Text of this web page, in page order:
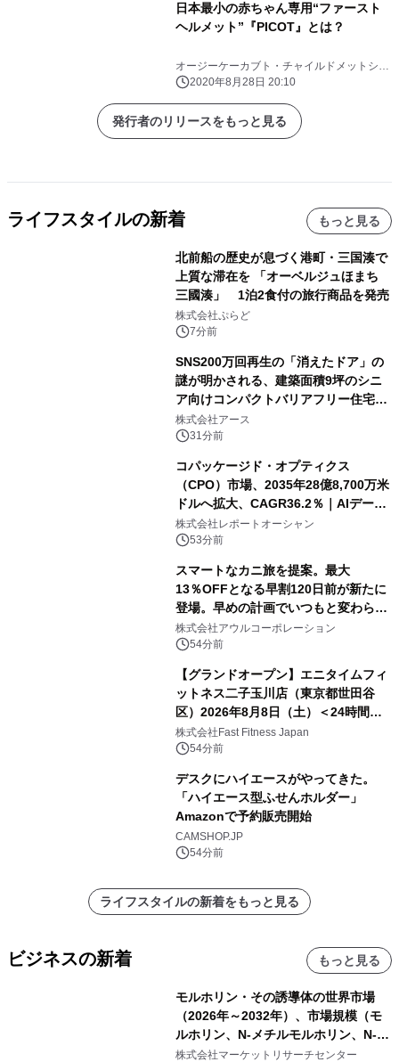
日本最小の赤ちゃん専用“ファースト
ヘルメット”『PICOT』とは？
オージーケーカブト・チャイルドメットシリ
ーズ2020年8月28日 20:10
発行者のリリースをもっと見る
ライフスタイルの新着 もっと見る
北前船の歴史が息づく港町・三国湊で
上質な滞在を 「オーベルジュほまち
三國湊」 1泊2食付の旅行商品を発売
株式会社ぷらど
7分前
SNS200万回再生の「消えたドア」の
謎が明かされる、建築面積9坪のシニ
ア向けコンパクトバリアフリー住宅が
誕生
株式会社アース
31分前
コパッケージド・オプティクス
（CPO）市場、2035年28億8,700万米
ドルへ拡大、CAGR36.2％｜AIデータ
センター・高速光通信需要が成長を加
速
株式会社レポートオーシャン
53分前
スマートなカニ旅を提案。最大
13％OFFとなる早割120日前が新たに
登場。早めの計画でいつもと変わらぬ
大人の冬旅を。ー夕日ヶ浦温泉「佳松
苑 別邸ふうか」ー
株式会社アウルコーポレーション
54分前
【グランドオープン】エニタイムフィ
ットネス二子玉川店（東京都世田谷
区）2026年8月8日（土）＜24時間年
中無休のフィットネスジム＞
株式会社Fast Fitness Japan
54分前
デスクにハイエースがやってきた。
「ハイエース型ふせんホルダー」
Amazonで予約販売開始
CAMSHOP.JP
54分前
ライフスタイルの新着をもっと見る
ビジネスの新着 もっと見る
モルホリン・その誘導体の世界市場
（2026年～2032年）、市場規模（モ
ルホリン、N-メチルモルホリン、N-エ
チルモルホリン、その他）・分析レポ
株式会社マーケットリサーチセンター